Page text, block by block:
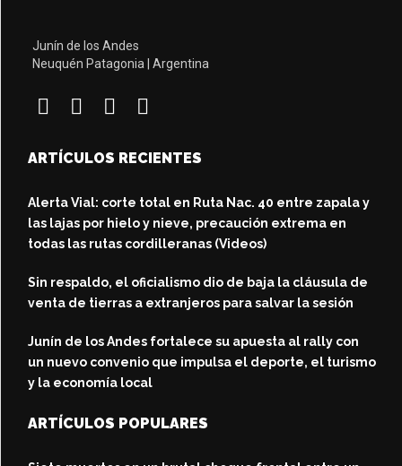
Junín de los Andes
Neuquén Patagonia | Argentina
ARTÍCULOS RECIENTES
Alerta Vial: corte total en Ruta Nac. 40 entre zapala y
las lajas por hielo y nieve, precaución extrema en
todas las rutas cordilleranas (Videos)
Sin respaldo, el oficialismo dio de baja la cláusula de
venta de tierras a extranjeros para salvar la sesión
Junín de los Andes fortalece su apuesta al rally con
un nuevo convenio que impulsa el deporte, el turismo
y la economía local
ARTÍCULOS POPULARES